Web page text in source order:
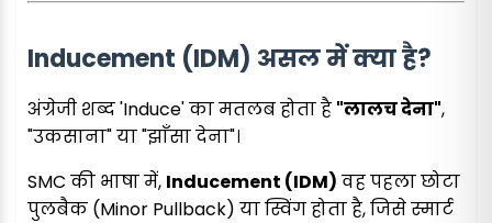
Inducement (IDM) असल में क्या है?
अंग्रेजी शब्द 'Induce' का मतलब होता है "लालच देना",
"उकसाना" या "झाँसा देना"।
SMC की भाषा में, Inducement (IDM) वह पहला छोटा
पुलबैक (Minor Pullback) या स्विंग होता है, जिसे स्मार्ट